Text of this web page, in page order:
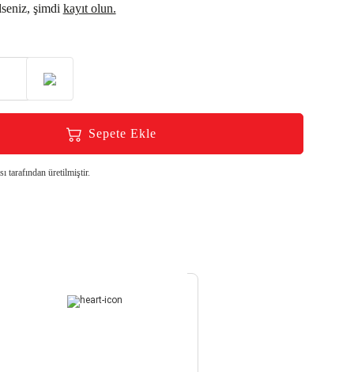
şimdi kayıt olun.
Sepete Ekle
tarafından üretilmiştir.